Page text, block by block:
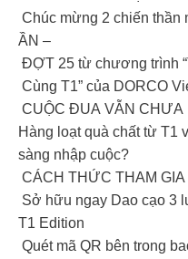
Chúc mừng 2 chiến thần
ẦN –
ĐỢT 25 từ chương trình
Cùng T1” của DORCO
CUỘC ĐUA VẪN CHƯA
Hàng loạt quà chất từ T1
sàng nhập cuộc?
CÁCH THỨC THAM
Sở hữu ngay Dao cạo 3
T1 Edition
Quét mã QR bên trong